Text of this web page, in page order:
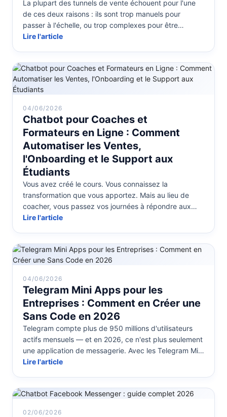
La plupart des tunnels de vente échouent pour l'une
de ces deux raisons : ils sont trop manuels pour
passer à l'échelle, ou trop complexes pour être
vraiment construits. Embauch...
Lire l'article
04/06/2026
Chatbot pour Coaches et
Formateurs en Ligne : Comment
Automatiser les Ventes,
l'Onboarding et le Support aux
Étudiants
Vous avez créé le cours. Vous connaissez la
transformation que vous apportez. Mais au lieu de
coacher, vous passez vos journées à répondre aux
mêmes questions en DM, à relancer ...
Lire l'article
04/06/2026
Telegram Mini Apps pour les
Entreprises : Comment en Créer une
Sans Code en 2026
Telegram compte plus de 950 millions d'utilisateurs
actifs mensuels — et en 2026, ce n'est plus seulement
une application de messagerie. Avec les Telegram Mini
Apps, les entrepr...
Lire l'article
02/06/2026